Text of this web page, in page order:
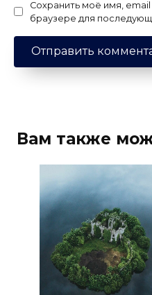
Сохранить моё имя,
браузере для
Вам также